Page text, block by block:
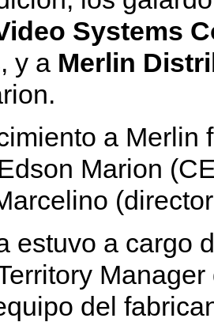
Systems
y a Merlin
a Merlin
Marion
estuvo a cargo
del